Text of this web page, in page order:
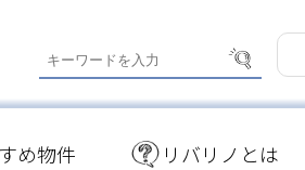
め物件 リバリノとは